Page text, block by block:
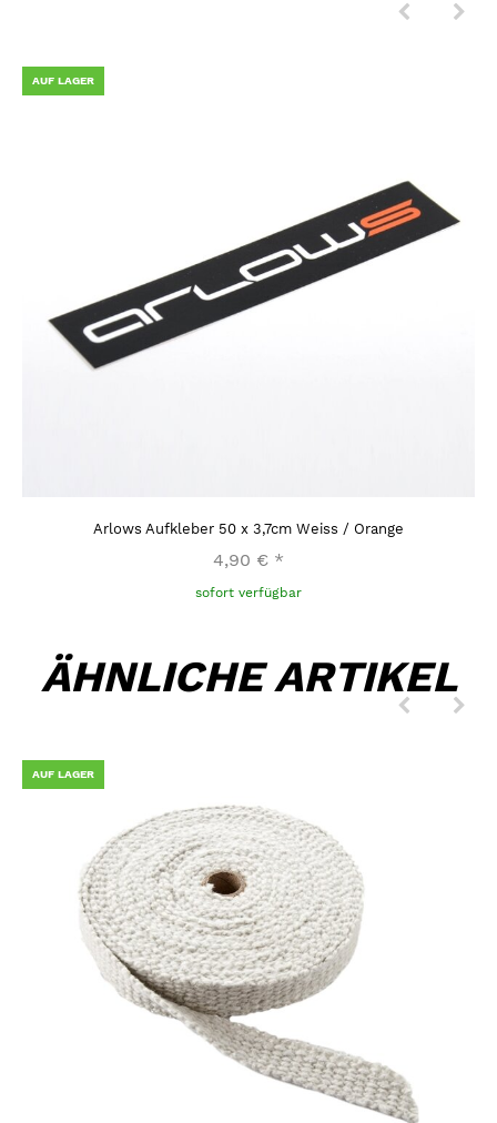
AUF LAGER
Arlows Aufkleber 50 x 3,7cm Weiss / Orange
4,90 € *
sofort verfügbar
ÄHNLICHE ARTIKEL
AUF LAGER